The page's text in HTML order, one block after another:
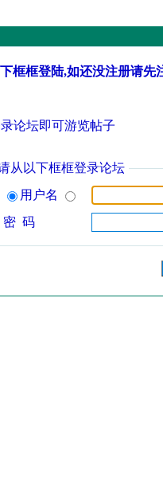
框框登陆,如还没注册请先
论坛即可游览帖子
从以下框框登录论坛
用户名
密 码